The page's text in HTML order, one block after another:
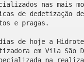
nas mais
de dedetização de
e pragas.
de hoje a
em Vila São
na